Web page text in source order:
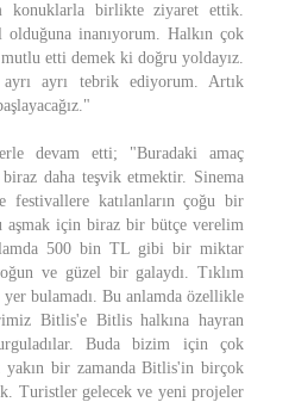
konuklarla birlikte ziyaret ettik.
inanıyorum. Halkın çok
etti demek ki doğru yoldayız.
ayrı tebrik ediyorum. Artık
devam etti; "Buradaki amaç
biraz daha teşvik etmektir. Sinema
festivallere katılanların çoğu bir
aşmak için biraz bir bütçe verelim
500 bin TL gibi bir miktar
ve güzel bir galaydı. Tıklım
bulamadı. Bu anlamda özellikle
Bitlis'e Bitlis halkına hayran
Buda bizim için çok
yakın bir zamanda Bitlis'in birçok
Turistler gelecek ve yeni projeler